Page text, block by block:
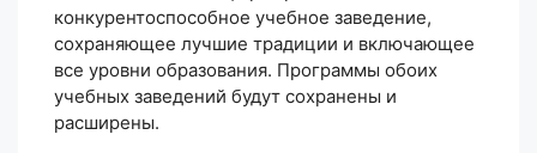
конкурентоспособное учебное заведение,
сохраняющее лучшие традиции и включающее
все уровни образования. Программы обоих
учебных заведений будут сохранены и
расширены.